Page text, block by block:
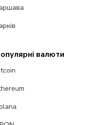
валюти